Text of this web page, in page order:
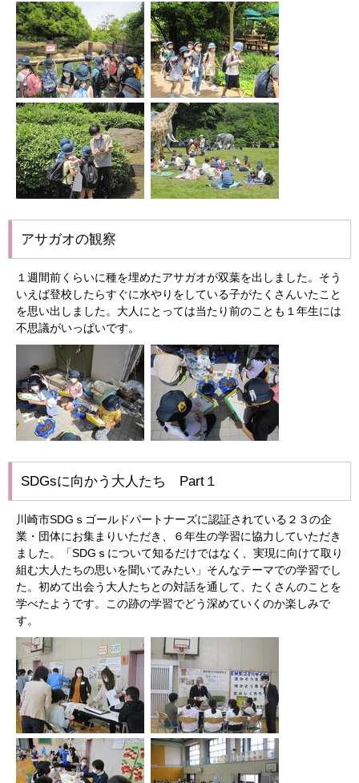
アサガオの観察
１週間前くらいに種を埋めたアサガオが双葉を出しました。そう
いえば登校したらすぐに水やりをしている子がたくさんいたこと
を思い出しました。大人にとっては当たり前のことも１年生には
不思議がいっぱいです。
SDGsに向かう大人たち Part１
川崎市SDGｓゴールドパートナーズに認証されている２３の企
業・団体にお集まりいただき、６年生の学習に協力していただき
ました。「SDGｓについて知るだけではなく、実現に向けて取り
組む大人たちの思いを聞いてみたい」そんなテーマでの学習でし
た。初めて出会う大人たちとの対話を通して、たくさんのことを
学べたようです。この跡の学習でどう深めていくのか楽しみで
す。